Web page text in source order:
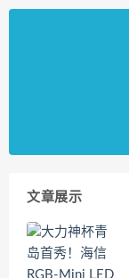
文章展示